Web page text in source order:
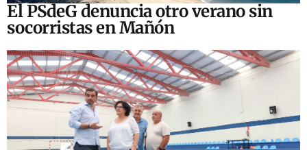
El PSdeG denuncia otro verano sin
socorristas en Mañón